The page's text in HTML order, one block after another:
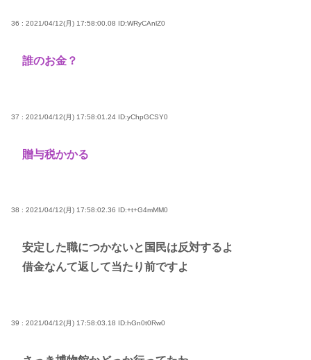
36 : 2021/04/12(月) 17:58:00.08 ID:WRyCAnlZ0
誰のお金？
37 : 2021/04/12(月) 17:58:01.24 ID:yChpGCSY0
贈与税かかる
38 : 2021/04/12(月) 17:58:02.36 ID:+t+G4mMM0
安定した職につかないと国民は反対するよ
借金なんて返して当たり前ですよ
39 : 2021/04/12(月) 17:58:03.18 ID:hGn0t0Rw0